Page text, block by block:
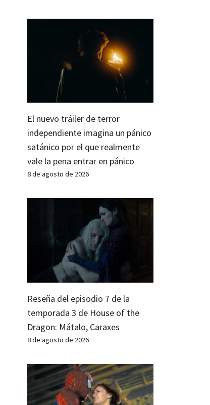
El nuevo tráiler de terror
independiente imagina un pánico
satánico por el que realmente
vale la pena entrar en pánico
8 de agosto de 2026
Reseña del episodio 7 de la
temporada 3 de House of the
Dragon: Mátalo, Caraxes
8 de agosto de 2026